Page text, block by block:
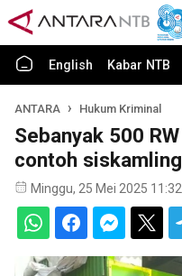
English Kabar NTB
ANTARA Hukum Kriminal
Sebanyak 500
contoh
Minggu, 25 Mei 2025 11:32